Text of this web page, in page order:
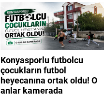
Konyasporlu futbolcu
çocukların futbol
heyecanına ortak oldu! O
anlar kamerada